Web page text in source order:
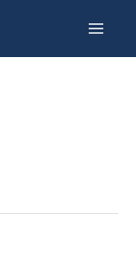
Main
Menu